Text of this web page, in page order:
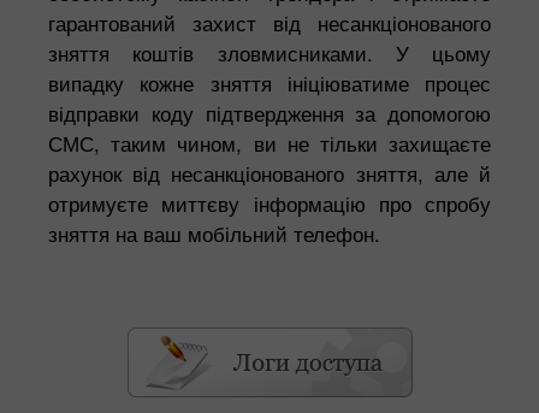
гарантований захист від несанкціонованого
зняття коштів зловмисниками. У цьому
випадку кожне зняття ініціюватиме процес
відправки коду підтвердження за допомогою
СМС, таким чином, ви не тільки захищаєте
рахунок від несанкціонованого зняття, але й
отримуєте миттєву інформацію про спробу
зняття на ваш мобільний телефон.